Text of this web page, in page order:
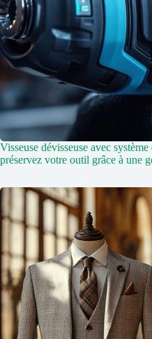
Visseuse dévisseuse avec
préservez votre outil grâce à une